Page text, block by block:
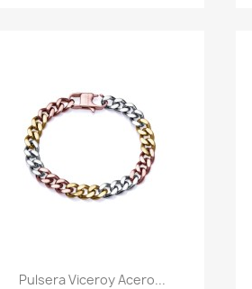
Vista rápida
Pulsera Viceroy Acero...